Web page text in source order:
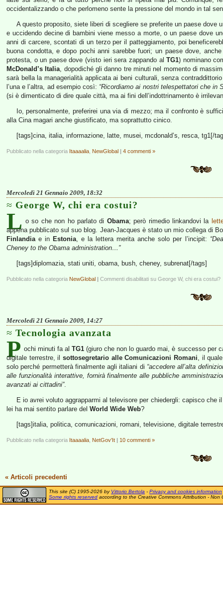
occidentalizzando o che perlomeno sente la pressione del mondo in tal
A questo proposito, siete liberi di scegliere se preferite un paese dove
e uccidendo decine di bambini viene messo a morte, o un paese dove
anni di carcere, scontati di un terzo per il patteggiamento, poi
buona condotta, e dopo pochi anni sarebbe fuori; un paese dove,
protesta, o un paese dove (visto ieri sera zappando alTG1) nominano
McDonald’s Italia, dopodiché gli danno tre minuti nel momento di
sarà bella la managerialità applicata ai beni culturali, senza
l’una e l’altra, ad esempio così: “Ricordiamo ai nostri telespettatori che in
(si è dimenticato di dire quale città, ma ai fini dell’indottrinamento è
Io, personalmente, preferirei una via di mezzo; ma il confronto è
alla Cina magari anche giustificato, ma soprattutto cinico.
[tags]cina, italia, informazione, latte, musei, mcdonald’s, resca, tg1[/
Pubblicato nella categoria Itaaaalia NewGlobal | 4 commenti »
Mercoledì 21 Gennaio 2009, 18:32
George W, chi era costui?
L o so che non ho parlato di Obama; però rimedio linkandovi la
appena pubblicato sul suo blog. Jean-Jacques è stato un mio collega di
Finlandiae in Estonia, e la lettera merita anche solo per l’incipit:
Cheney to the Obama administration…”
[tags]diplomazia, stati uniti, obama, bush, cheney, subrenat[/tags]
Pubblicato nella categoria NewGlobal | Commenti disabilitati su George W, chi era costui?
Mercoledì 21 Gennaio 2009, 14:27
Tecnologia avanzata
P ochi minuti fa alTG1 (giuro che non lo guardo mai, è successo per
digitale terrestre, il sottosegretario alle Comunicazioni Romani, il
solo perché permetterà finalmente agli italiani di “accedere all’alta
alle funzionalità interattive, fornirà finalmente alle pubbliche
avanzati ai cittadini”.
E io avrei voluto aggrapparmi al televisore per chiedergli: capisco
lei ha mai sentito parlare del World Wide Web?
[tags]italia, politica, comunicazioni, romani, televisione, digitale
Pubblicato nella categoria Itaaaalia NetGov'It | 10 commenti »
« Articoli precedenti
This site (C) 1995-2026 by Vittorio Bertola - Privacy and cookies information
Some rights reserved according to the Creative Commons Attribution - Non